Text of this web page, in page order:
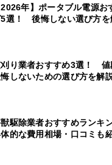
2026年】ポータブル電源
5選！ 後悔しない選び方を
り業者おすすめ3選！ 値
しないための選び方を解
駆除業者おすすめランキ
的な費用相場・口コミも